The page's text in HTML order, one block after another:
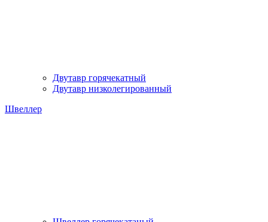
Двутавр горячекатный
Двутавр низколегированный
Швеллер